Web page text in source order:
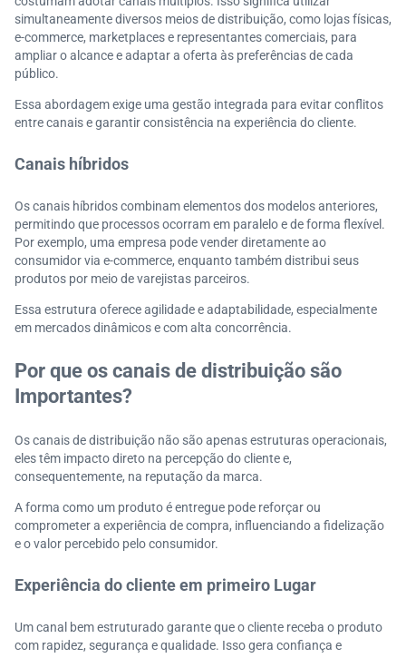
simultaneamente diversos meios de distribuição, como lojas físicas,
e-commerce, marketplaces e representantes comerciais, para
ampliar o alcance e adaptar a oferta às preferências de cada
público.
Essa abordagem exige uma gestão integrada para evitar conflitos
entre canais e garantir consistência na experiência do cliente.
Canais híbridos
Os canais híbridos combinam elementos dos modelos anteriores,
permitindo que processos ocorram em paralelo e de forma flexível.
Por exemplo, uma empresa pode vender diretamente ao
consumidor via e-commerce, enquanto também distribui seus
produtos por meio de varejistas parceiros.
Essa estrutura oferece agilidade e adaptabilidade, especialmente
em mercados dinâmicos e com alta concorrência.
Por que os canais de distribuição são
Importantes?
Os canais de distribuição não são apenas estruturas operacionais,
eles têm impacto direto na percepção do cliente e,
consequentemente, na reputação da marca.
A forma como um produto é entregue pode reforçar ou
comprometer a experiência de compra, influenciando a fidelização
e o valor percebido pelo consumidor.
Experiência do cliente em primeiro Lugar
Um canal bem estruturado garante que o cliente receba o produto
com rapidez, segurança e qualidade. Isso gera confiança e